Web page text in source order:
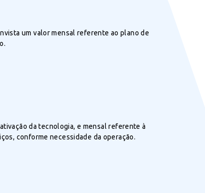
um valor mensal referente ao plano de
da tecnologia, e mensal referente à
conforme necessidade da operação.